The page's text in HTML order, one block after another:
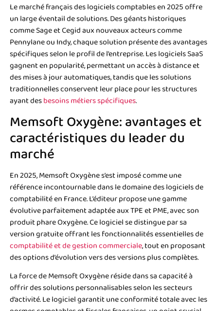
Le marché français des logiciels comptables en 2025 offre
un large éventail de solutions. Des géants historiques
comme Sage et Cegid aux nouveaux acteurs comme
Pennylane ou Indy, chaque solution présente des avantages
spécifiques selon le profil de l’entreprise. Les logiciels SaaS
gagnent en popularité, permettant un accès à distance et
des mises à jour automatiques, tandis que les solutions
traditionnelles conservent leur place pour les structures
ayant desbesoins métiers spécifiques.
Memsoft Oxygène: avantages et
caractéristiques du leader du
marché
En 2025, Memsoft Oxygène s’est imposé comme une
référence incontournable dans le domaine des logiciels de
comptabilité en France. L’éditeur propose une gamme
évolutive parfaitement adaptée aux TPE et PME, avec son
produit phare Oxygène. Ce logiciel se distingue par sa
version gratuite offrant les fonctionnalités essentielles de
comptabilité et de gestion commerciale, tout en proposant
des options d’évolution vers des versions plus complètes.
La force de Memsoft Oxygène réside dans sa capacité à
offrir des solutions personnalisables selon les secteurs
d’activité. Le logiciel garantit une conformité totale avec les